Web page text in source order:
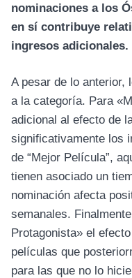
nominaciones a los
en sí contribuye
ingresos adicionales.
A pesar de lo anterior,
a la categoría. Para
adicional al efecto de
significativamente los
de “Mejor Película”,
tienen asociado un
nominación afecta
semanales.
Protagonista» el
películas que
para las que no lo